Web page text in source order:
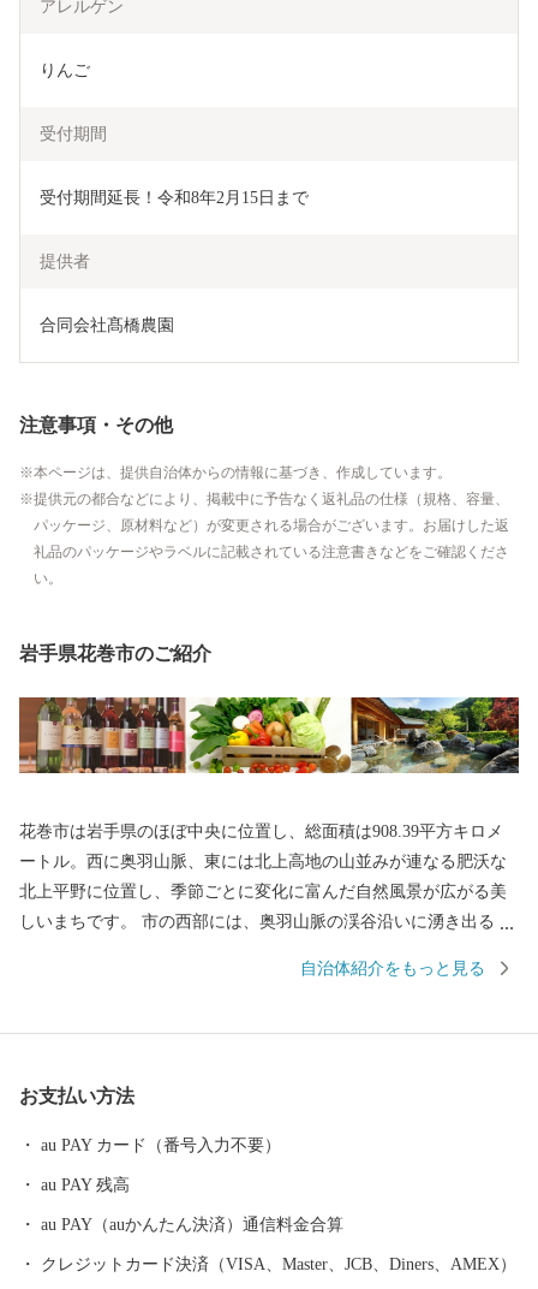
アレルゲン
りんご
受付期間
受付期間延長！令和8年2月15日まで
提供者
合同会社髙橋農園
注意事項・その他
本ページは、提供自治体からの情報に基づき、作成しています。
提供元の都合などにより、掲載中に予告なく返礼品の仕様（規格、容量、
パッケージ、原材料など）が変更される場合がございます。お届けした返
礼品のパッケージやラベルに記載されている注意書きなどをご確認くださ
い。
岩手県花巻市のご紹介
花巻市は岩手県のほぼ中央に位置し、総面積は908.39平方キロメ
ートル。西に奥羽山脈、東には北上高地の山並みが連なる肥沃な
北上平野に位置し、季節ごとに変化に富んだ自然風景が広がる美
しいまちです。 市の西部には、奥羽山脈の渓谷沿いに湧き出る花
る湯けむりと深山の緑、目の前を流れる清流が、情緒豊かな風景
の優れた技術が多く伝えられています。さらに、岩手県内唯一の
花巻空港があり、東北新幹線新花巻駅や東北自動車道、東北横断
網の結節点という極めて恵まれた拠点性を有しています。
自治体紹介をもっと見る
お支払い方法
au PAY カード（番号入力不要）
au PAY 残高
au PAY（auかんたん決済）通信料金合算
クレジットカード決済（VISA、Master、JCB、Diners、AMEX）